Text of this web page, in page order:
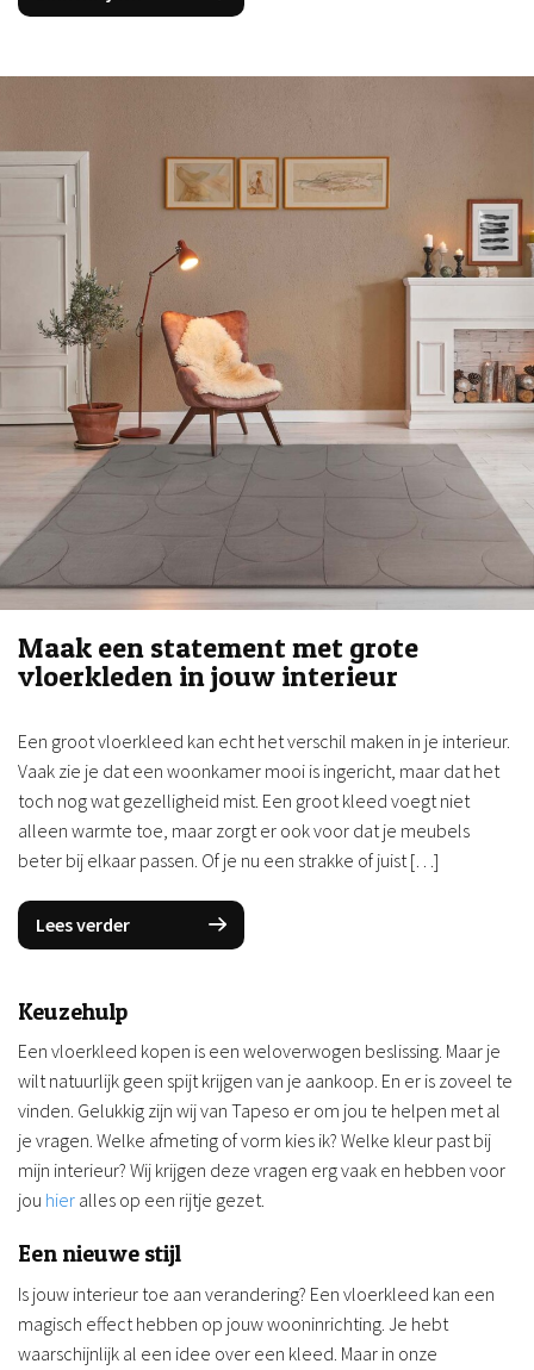
Maak een statement met grote
vloerkleden in jouw interieur
Een groot vloerkleed kan echt het verschil maken in je interieur.
Vaak zie je dat een woonkamer mooi is ingericht, maar dat het
toch nog wat gezelligheid mist. Een groot kleed voegt niet
alleen warmte toe, maar zorgt er ook voor dat je meubels
beter bij elkaar passen. Of je nu een strakke of juist […]
Lees verder
Keuzehulp
Een vloerkleed kopen is een weloverwogen beslissing. Maar je
wilt natuurlijk geen spijt krijgen van je aankoop. En er is zoveel te
vinden. Gelukkig zijn wij van Tapeso er om jou te helpen met al
je vragen. Welke afmeting of vorm kies ik? Welke kleur past bij
mijn interieur? Wij krijgen deze vragen erg vaak en hebben voor
jou hier alles op een rijtje gezet.
Een nieuwe stijl
Is jouw interieur toe aan verandering? Een vloerkleed kan een
magisch effect hebben op jouw wooninrichting. Je hebt
waarschijnlijk al een idee over een kleed. Maar in onze